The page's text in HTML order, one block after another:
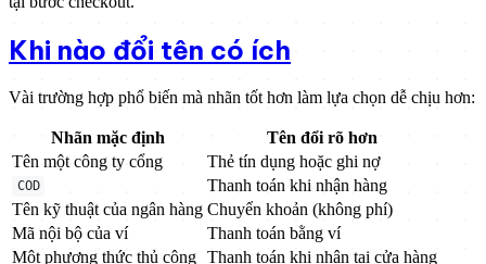
Khi nào đổi tên có ích
Vài trường hợp phổ biến mà nhãn tốt hơn làm lựa chọn dễ chịu hơn:
Nhãn mặc định
Tên đổi rõ hơn
Tên một công ty cổng
Thẻ tín dụng hoặc ghi nợ
COD
Thanh toán khi nhận hàng
Tên kỹ thuật của ngân hàng Chuyển khoản (không phí)
Mã nội bộ của ví
Thanh toán bằng ví
Một phương thức thủ công Thanh toán khi nhận tại cửa hàng